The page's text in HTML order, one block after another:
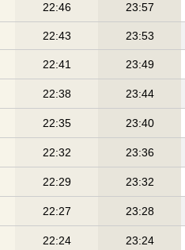
22:46 23:57
22:43 23:53
22:41 23:49
22:38 23:44
22:35 23:40
22:32 23:36
22:29 23:32
22:27 23:28
22:24 23:24